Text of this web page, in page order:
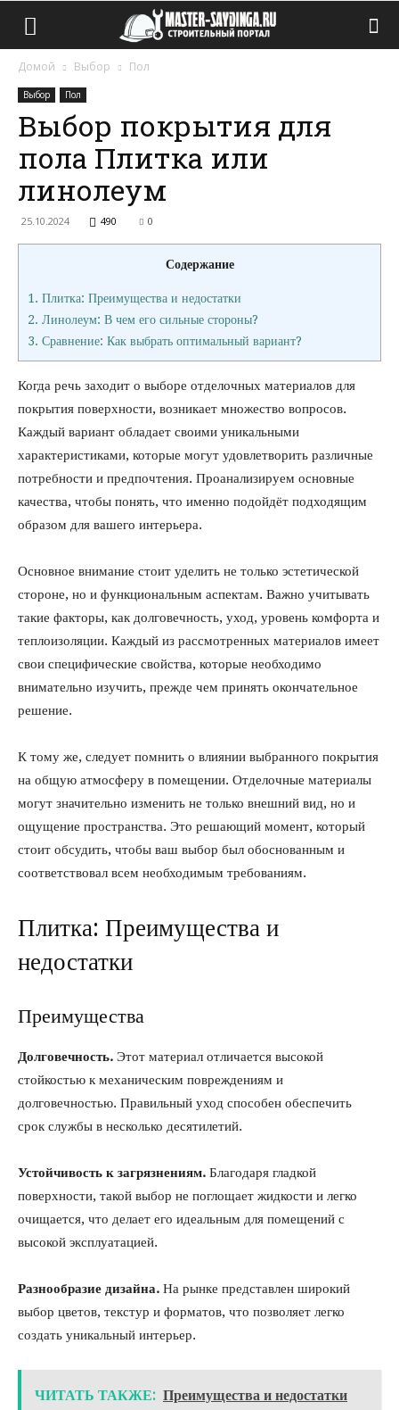
Домой Выбор Пол
Выбор Пол
Выбор покрытия для
пола Плитка или
линолеум
25.10.2024 490 0
Содержание
1. Плитка: Преимущества и недостатки
2. Линолеум: В чем его сильные стороны?
3. Сравнение: Как выбрать оптимальный вариант?
Когда речь заходит о выборе отделочных материалов для
покрытия поверхности, возникает множество вопросов.
Каждый вариант обладает своими уникальными
характеристиками, которые могут удовлетворить различные
потребности и предпочтения. Проанализируем основные
качества, чтобы понять, что именно подойдёт подходящим
образом для вашего интерьера.
Основное внимание стоит уделить не только эстетической
стороне, но и функциональным аспектам. Важно учитывать
такие факторы, как долговечность, уход, уровень комфорта и
теплоизоляции. Каждый из рассмотренных материалов имеет
свои специфические свойства, которые необходимо
внимательно изучить, прежде чем принять окончательное
решение.
К тому же, следует помнить о влиянии выбранного покрытия
на общую атмосферу в помещении. Отделочные материалы
могут значительно изменить не только внешний вид, но и
ощущение пространства. Это решающий момент, который
стоит обсудить, чтобы ваш выбор был обоснованным и
соответствовал всем необходимым требованиям.
Плитка: Преимущества и
недостатки
Преимущества
Долговечность. Этот материал отличается высокой
стойкостью к механическим повреждениям и
долговечностью. Правильный уход способен обеспечить
срок службы в несколько десятилетий.
Устойчивость к загрязнениям. Благодаря гладкой
поверхности, такой выбор не поглощает жидкости и легко
очищается, что делает его идеальным для помещений с
высокой эксплуатацией.
Разнообразие дизайна. На рынке представлен широкий
выбор цветов, текстур и форматов, что позволяет легко
создать уникальный интерьер.
ЧИТАТЬ ТАКЖЕ: Преимущества и недостатки